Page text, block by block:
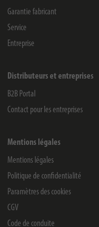
Garantie fabricant
Service
Entreprise
Distributeurs et entreprises
B2B Portal
Contact pour les entreprises
Mentions légales
Mentions légales
Politique de confidentialité
Paramètres des cookies
CGV
Code de conduite